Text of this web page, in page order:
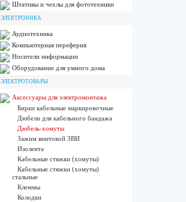
Штативы и чехлы для фототехники
ЭЛЕКТРОНИКА
Аудиотехника
Компьютерная переферия
Носители информации
Оборудование для умного дома
ЭЛЕКТРОТОВАРЫ
Аксессуары для электромонтажа
Бирки кабельные маркировочные
Дюбели для кабельного бандажа
Дюбель-хомуты
Зажим винтовой ЗВИ
Изолента
Кабельные стяжки (хомуты)
Кабельные стяжки (хомуты)
стальные
Клеммы
Колодки